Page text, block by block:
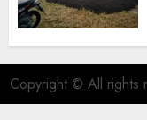
Copyright © All rights